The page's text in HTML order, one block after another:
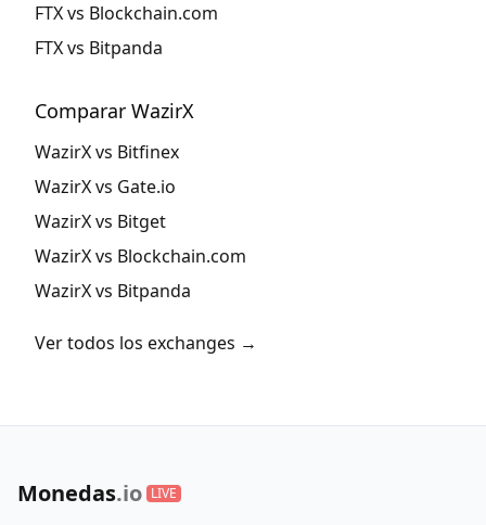
FTX vs Blockchain.com
FTX vs Bitpanda
Comparar WazirX
WazirX vs Bitfinex
WazirX vs Gate.io
WazirX vs Bitget
WazirX vs Blockchain.com
WazirX vs Bitpanda
Ver todos los exchanges →
Monedas.io LIVE